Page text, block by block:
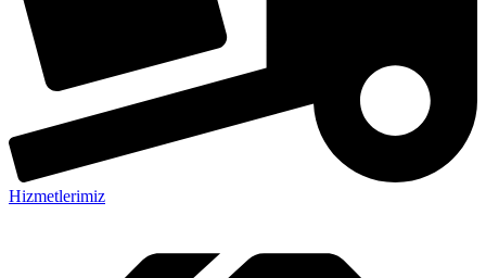
Hizmetlerimiz